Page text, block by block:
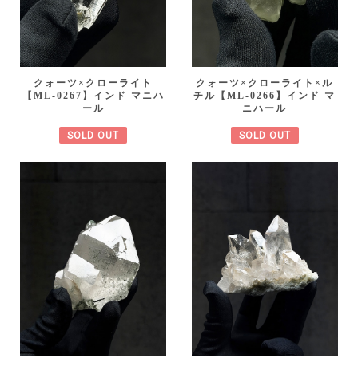
クォーツ×クローライト
【ML-0267】インド マニハ
ール
SOLD OUT
クォーツ×クローライト×ル
チル【ML-0266】インド マ
ニハール
SOLD OUT